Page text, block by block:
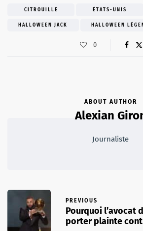
CITROUILLE ÉTATS-UNIS
HALLOWEEN JACK HALLOWEEN
0
ABOUT AUTHOR
Alexian
Journaliste
PREVIOUS
Pourquoi l’avocat
porter plainte